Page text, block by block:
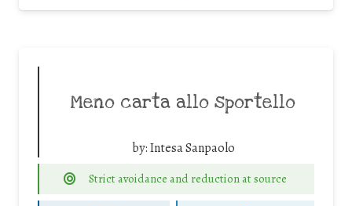
Meno carta allo sportello
by:Intesa Sanpaolo
Strict avoidance and reduction at source